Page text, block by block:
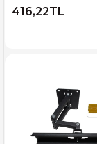
416,22TL